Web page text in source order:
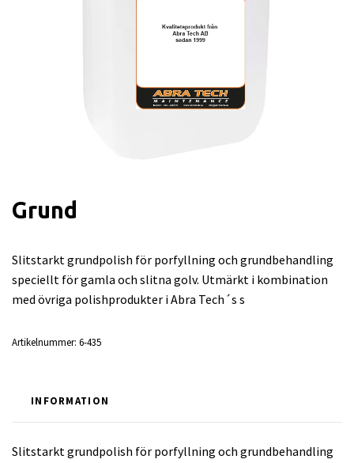
Grund
Slitstarkt grundpolish för porfyllning och grundbehandling
speciellt för gamla och slitna golv. Utmärkt i kombination
med övriga polishprodukter i Abra Tech´s s
Artikelnummer: 6-435
INFORMATION
Slitstarkt grundpolish för porfyllning och grundbehandling